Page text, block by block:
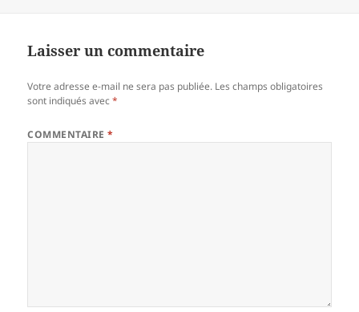
Laisser un commentaire
Votre adresse e-mail ne sera pas publiée. Les champs obligatoires
sont indiqués avec*
COMMENTAIRE*